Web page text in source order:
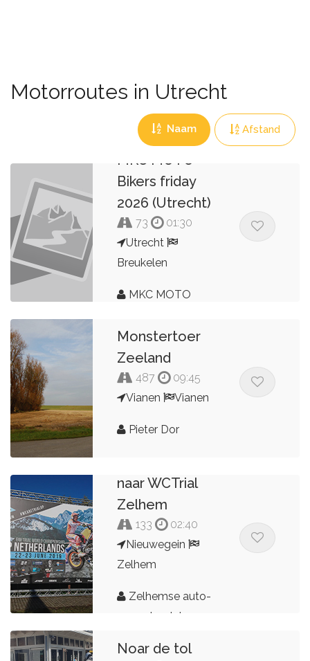
Motorroutes in Utrecht
Naam Afstand
MKC MOTO
Bikers friday
2026 (Utrecht)
73
01:30
Utrecht
Breukelen
MKC MOTO
Monstertoer
Zeeland
487
09:45
Vianen
Vianen
Pieter Dor
naar WCTrial
Zelhem
133
02:40
Nieuwegein
Zelhem
Zelhemse auto-
en motorclub
Noar de tol